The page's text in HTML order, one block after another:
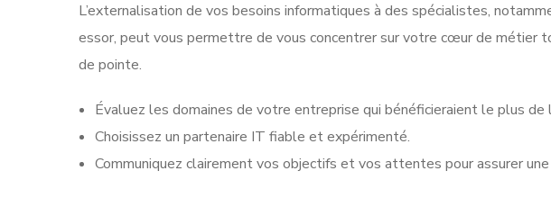
L’externalisation de vos besoins informatiques à des spécialistes,
essor, peut vous permettre de vous concentrer sur votre cœur de métier
de pointe.
Évaluez les domaines de votre entreprise qui bénéficieraient le plus de
Choisissez un partenaire IT fiable et expérimenté.
Communiquez clairement vos objectifs et vos attentes pour assurer